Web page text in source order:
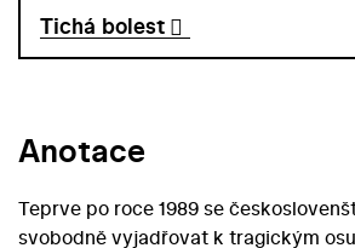
Tichá bolest
Anotace
Teprve po roce 1989 se
svobodně vyjadřovat k tragickým